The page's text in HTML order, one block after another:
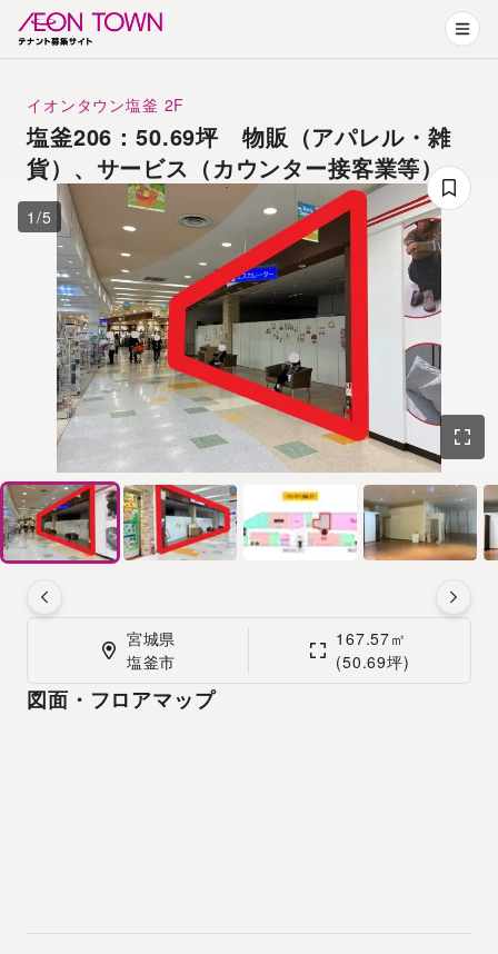
イオンタウン塩釜 2F
塩釜206：50.69坪 物販（アパレル・雑
貨）、サービス（カウンター接客業等）
1 /5
宮城県
塩釜市
167.57㎡
(50.69坪)
図面・フロアマップ